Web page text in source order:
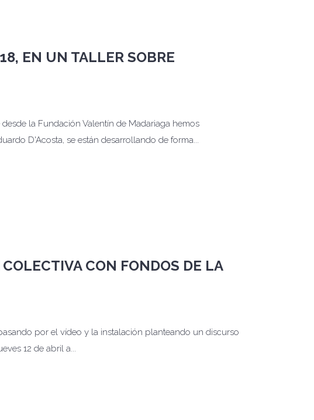
EN UN TALLER SOBRE
la Fundación Valentín de Madariaga hemos
D'Acosta, se están desarrollando de forma...
CON FONDOS DE LA
por el vídeo y la instalación planteando un discurso
12 de abril a...